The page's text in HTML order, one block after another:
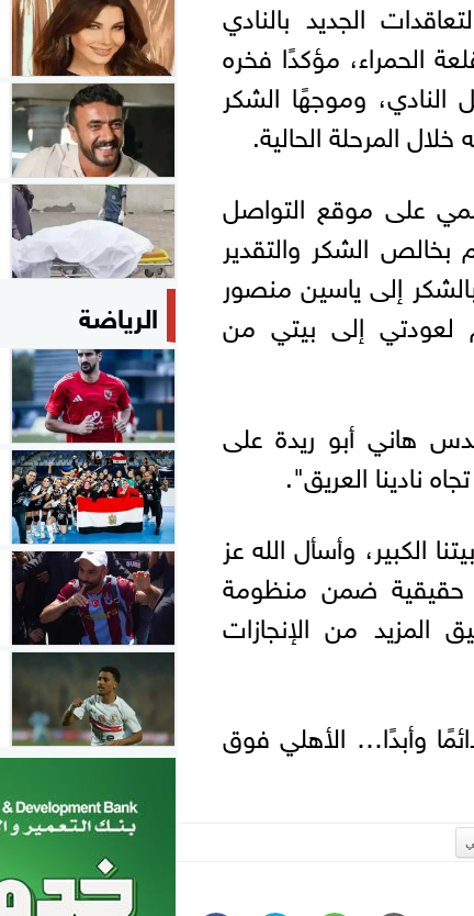
الجديد بالنادي
الحمراء، مؤكدًا فخره
وموجهًا الشكر
المرحلة الحالية.
على موقع التواصل
الشكر والتقدير
إلى ياسين منصور
إلى بيتي من
هاني أبو ريدة على
نادينا العريق".
الكبير، وأسأل الله عز
حقيقية ضمن منظومة
من الإنجازات
وأبدًا… الأهلي فوق
الرياضة